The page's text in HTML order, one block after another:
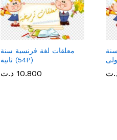
معلقات لغة فرنسية سنة
ثانية (54P)
10.800 د.ت 10.800 د.ت